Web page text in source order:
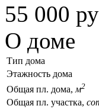
55 000
О доме
Тип дома
Этажность дома
Общая пл. дома, м2
Общая пл. участка,